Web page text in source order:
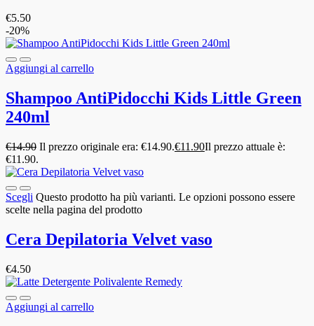
€5.50
-20%
Aggiungi al carrello
Shampoo AntiPidocchi Kids Little Green
240ml
€14.90 Il prezzo originale era: €14.90.€11.90Il prezzo attuale è:
€11.90.
Scegli Questo prodotto ha più varianti. Le opzioni possono essere
scelte nella pagina del prodotto
Cera Depilatoria Velvet vaso
€4.50
Aggiungi al carrello